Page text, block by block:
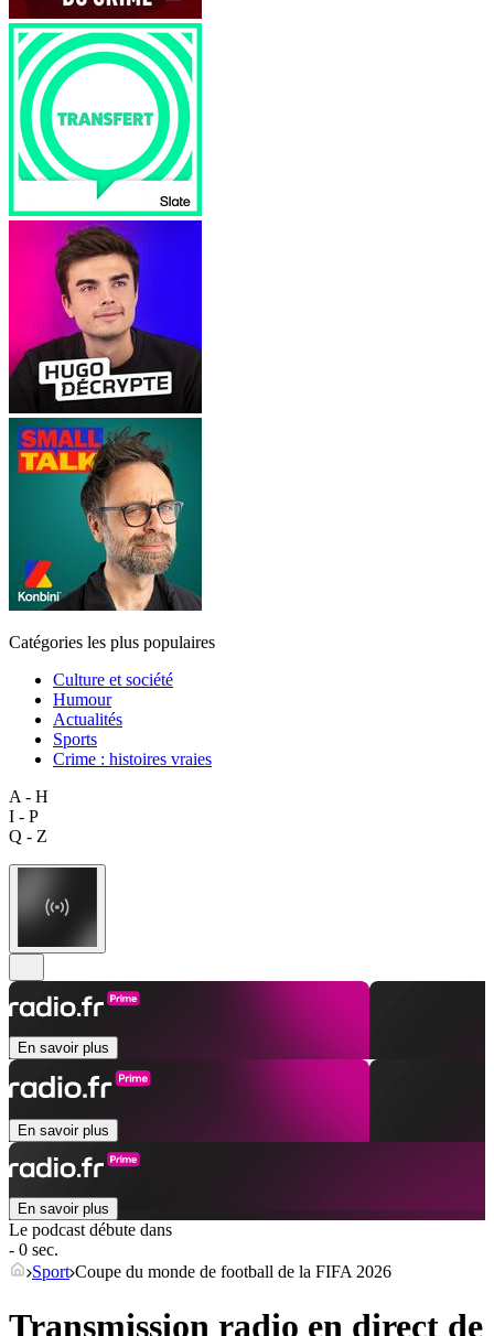
Catégories les plus populaires
Culture et société
Humour
Actualités
Sports
Crime : histoires vraies
A - H
I - P
Q - Z
En savoir plus
En savoir plus
En savoir plus
Le podcast débute dans
- 0 sec.
Sport Coupe du monde de football de la FIFA 2026
Transmission radio en direct de